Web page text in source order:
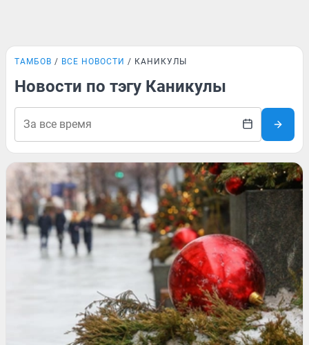
ТАМБОВ ВСЕ НОВОСТИ КАНИКУЛЫ
Новости по тэгу Каникулы